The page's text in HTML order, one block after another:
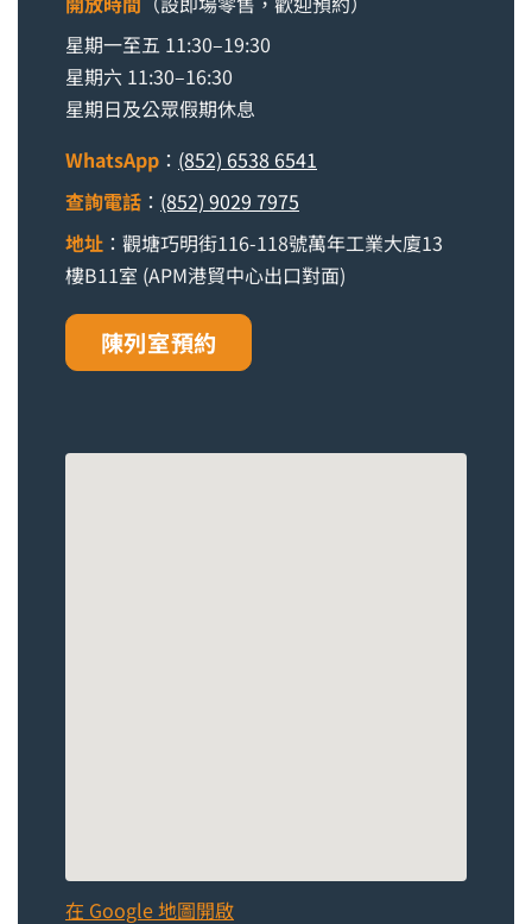
星期一至五 11:30–19:30
星期六 11:30–16:30
星期日及公眾假期休息
WhatsApp ： (852) 6538 6541
查詢電話 ： (852) 9029 7975
地址 ：觀塘巧明街116-118號萬年工業大廈13
樓B11室 (APM港貿中心出口對面)
陳列室預約
在 Google 地圖開啟